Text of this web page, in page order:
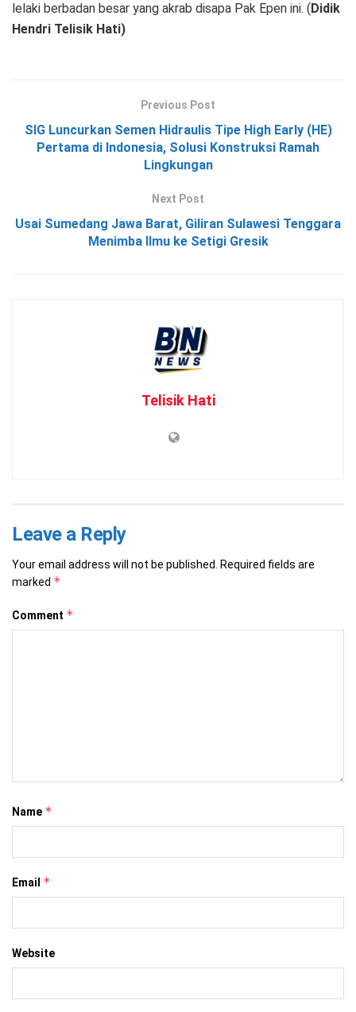
lelaki berbadan besar yang akrab disapa Pak Epen ini. (Didik
Hendri Telisik Hati)
Previous Post
SIG Luncurkan Semen Hidraulis Tipe High Early (HE)
Pertama di Indonesia, Solusi Konstruksi Ramah
Lingkungan
Next Post
Usai Sumedang Jawa Barat, Giliran Sulawesi Tenggara
Menimba Ilmu ke Setigi Gresik
Telisik Hati
Leave a Reply
Your email address will not be published.
Required fields are
marked *
Comment *
Name *
Email *
Website